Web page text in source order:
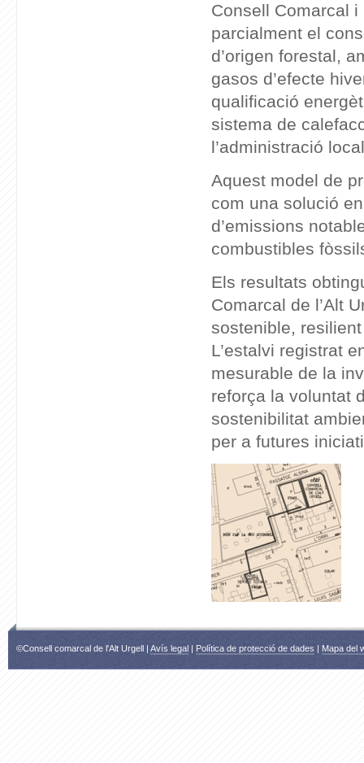
Consell Comarcal
parcialment el
d’origen forestal,
gasos d’efecte
qualificació
sistema de
l’administració
Aquest model de
com una solució
d’emissions
combustibles
Els resultats
Comarcal de l’Alt
sostenible,
L’estalvi registrat
mesurable de la
reforça la voluntat
sostenibilitat
per a futures
©Consell comarcal de l'Alt Urgell | Avís legal | Política de protecció de dades | Mapa del